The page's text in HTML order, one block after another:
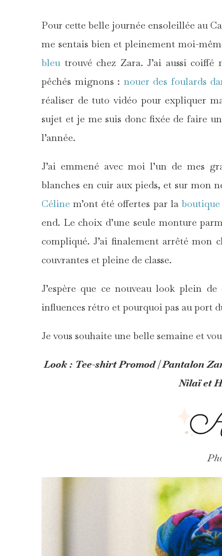
Pour cette belle journée ensoleillée au
me sentais bien et pleinement moi-
bleu trouvé chez Zara. J’ai aussi
pêchés mignons : nouer des foulards
réaliser de tuto vidéo pour expliquer
sujet et je me suis donc fixée de faire
l’année.
J’ai emmené avec moi l’un de mes
blanches en cuir aux pieds, et sur mon
Céline m’ont été offertes par la
end. Le choix d’une seule monture
compliqué. J’ai finalement arrêté mon
couvrantes et pleine de classe.
J’espère que ce nouveau look plein
influences rétro et pourquoi pas au port
Je vous souhaite une belle semaine et
Look : Tee-shirt Promod | Pantalon
Nilaï et